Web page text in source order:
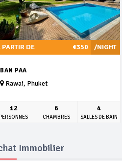
/NIGHT
PARTIR DE €350
BAN PAA
Rawai, Phuket
12
PERSONNES
6
CHAMBRES
4
SALLES DE BAIN
Immobilier